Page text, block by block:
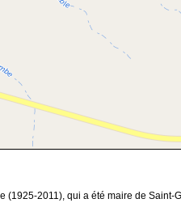
2011), qui a été maire de